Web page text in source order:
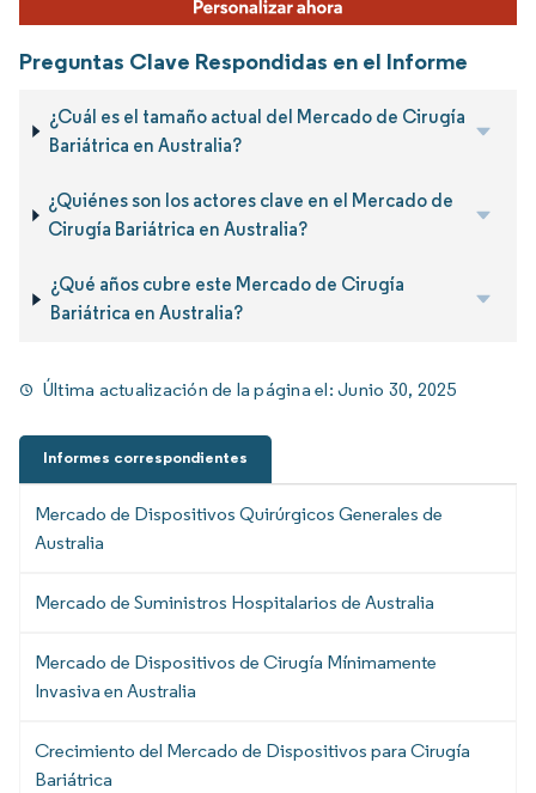
Preguntas Clave Respondidas en el Informe
¿Cuál es el tamaño actual del Mercado de Cirugía
Bariátrica en Australia?
¿Quiénes son los actores clave en el Mercado de
Cirugía Bariátrica en Australia?
¿Qué años cubre este Mercado de Cirugía
Bariátrica en Australia?
Última actualización de la página el:Junio 30, 2025
Informes correspondientes
Mercado de Dispositivos Quirúrgicos Generales de
Australia
Mercado de Suministros Hospitalarios de Australia
Mercado de Dispositivos de Cirugía Mínimamente
Invasiva en Australia
Crecimiento del Mercado de Dispositivos para Cirugía
Bariátrica